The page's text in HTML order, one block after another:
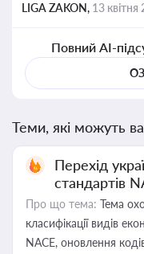
LIGA ZAKON, 13 квітня
Повний AI-
Теми, які можуть
Перехід
стандартів
Про що тема: Тема
класифікації видів
NACE, оновлення